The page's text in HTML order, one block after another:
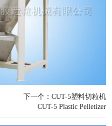
下一个：CUT-5塑料切粒机
CUT-5 Plastic Pelletizer